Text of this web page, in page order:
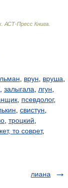
АСТ-Пресс Книга
врун вруша
залыгала лгун
псевдолог,
свистун
троцкий
то соврет,
лиана